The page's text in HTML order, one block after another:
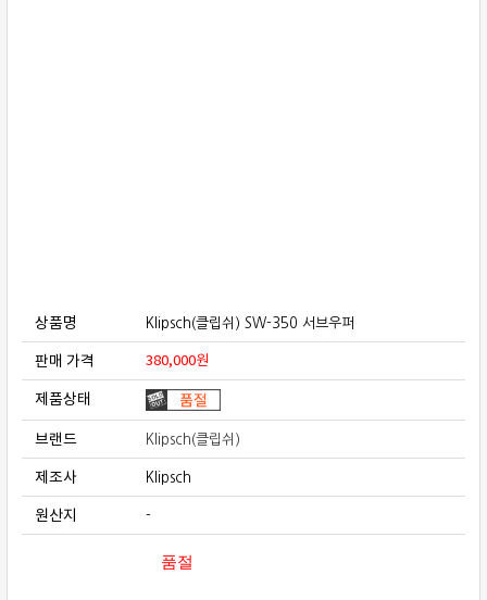
상품명 Klipsch(클립쉬) SW-350 서브우퍼
판매 가격 380,000원
제품상태
브랜드 Klipsch(클립쉬)
제조사 Klipsch
원산지 -
품절